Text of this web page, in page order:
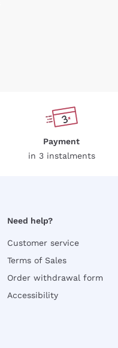
Payment
in 3 instalments
Need help?
Customer service
Terms of Sales
Order withdrawal form
Accessibility